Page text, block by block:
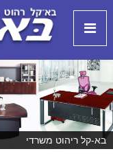
c
o
n
e
בא-קל ריהוט משרדי